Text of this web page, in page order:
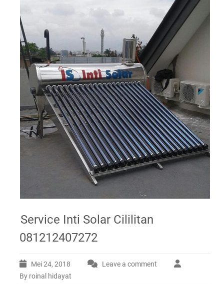
Service Inti Solar Cililitan
081212407272
Mei 24, 2018
Leave a comment
By roinal hidayat